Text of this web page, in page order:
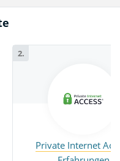
2.
Private Internet